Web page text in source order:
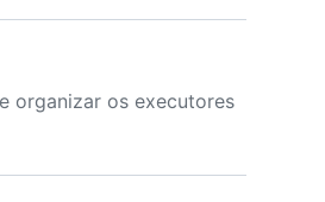
organizar os executores